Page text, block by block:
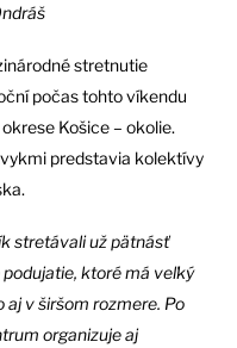
stretnutie
počas tohto víkendu
Košice – okolie.
predstavia kolektívy
stretávali už pätnásť
ktoré má veľký
aj v širšom rozmere. Po
organizuje aj